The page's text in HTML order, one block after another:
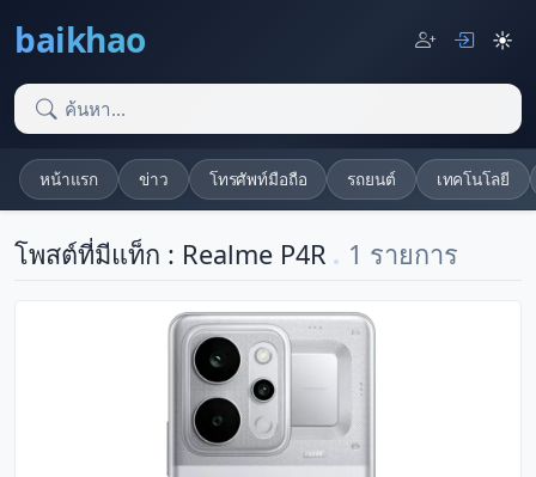
baikhao ☀️
หน้าแรก ข่าว โทรศัพท์มือถือ รถยนต์ เทคโนโลยี
โพสต์ที่มีแท็ก : Realme P4R 1 รายการ